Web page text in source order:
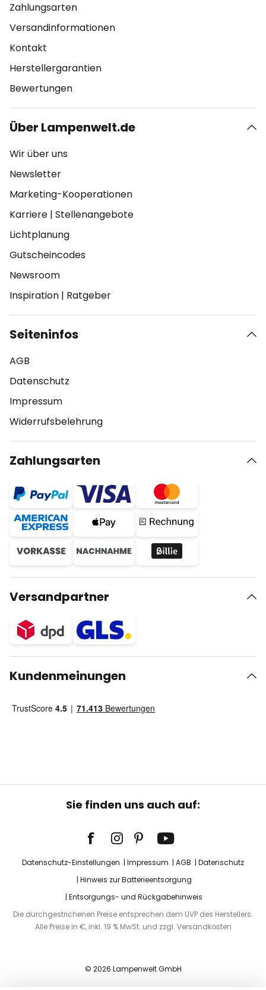
Zahlungsarten
Versandinformationen
Kontakt
Herstellergarantien
Bewertungen
Über Lampenwelt.de
Wir über uns
Newsletter
Marketing-Kooperationen
Karriere | Stellenangebote
Lichtplanung
Gutscheincodes
Newsroom
Inspiration | Ratgeber
Seiteninfos
AGB
Datenschutz
Impressum
Widerrufsbelehrung
Zahlungsarten
Versandpartner
Kundenmeinungen
Sie finden uns auch auf:
Datenschutz-Einstellungen Impressum AGB
Datenschutz
Hinweis zur Batterieentsorgung
Entsorgungs- und Rückgabehinweis
Die durchgestrichenen Preise entsprechen dem UVP des Herstellers.
Alle Preise in €, inkl. 19 % MwSt. und zzgl. Versandkosten
© 2026 Lampenwelt GmbH